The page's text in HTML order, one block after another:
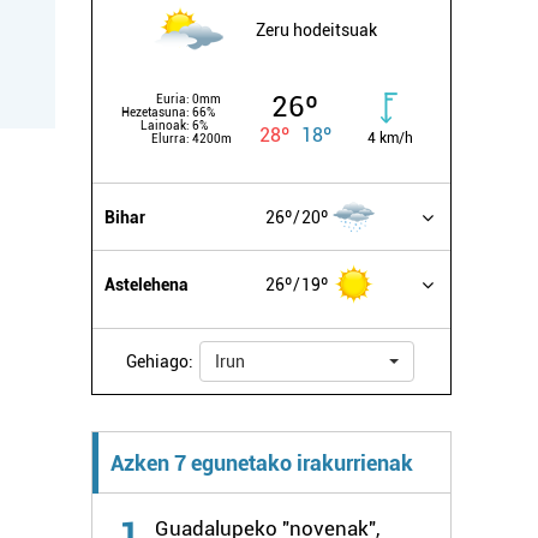
Zeru hodeitsuak
Euria: 0mm
Hezetasuna: 66%
Lainoak: 6%
Elurra: 4200m
26º
28º 18º 4 km/h
Bihar 26º 20º
Astelehena 26º 19º
Gehiago: Irun
Azken 7 egunetako irakurrienak
Guadalupeko "novenak",